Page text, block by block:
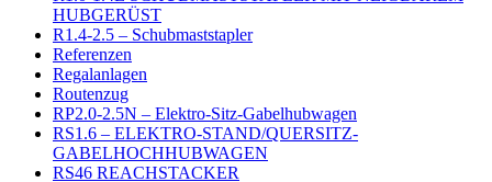
HUBGERÜST
R1.4-2.5 – Schubmaststapler
Referenzen
Regalanlagen
Routenzug
RP2.0-2.5N – Elektro-Sitz-Gabelhubwagen
RS1.6 – ELEKTRO-STAND/QUERSITZ-
GABELHOCHHUBWAGEN
RS46 REACHSTACKER